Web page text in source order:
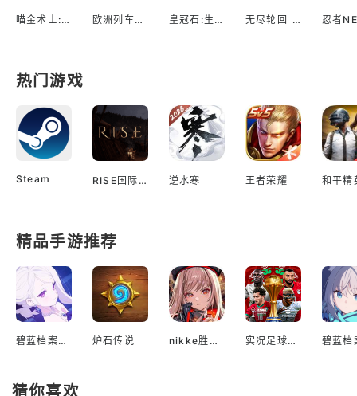
喵金术士:猫咪合并大亨 欧洲列车模拟2 皇冠石:生存 无尽轮回 鬼域摸金
热门游戏
Steam RISE国际服 逆水寒 王者荣耀 和平精
精品手游推荐
碧蓝档案国际服 炉石传说 nikke胜利女神国际服 实况足球2022手游
猜你喜欢